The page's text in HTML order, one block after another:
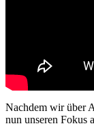
Nachdem wir über
nun unseren Fokus